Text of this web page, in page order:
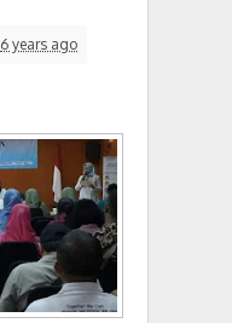
6 years ago